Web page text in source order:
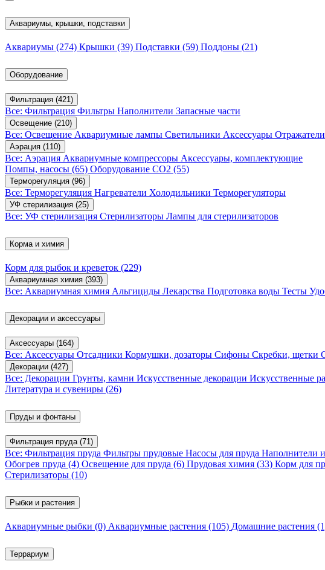
Аквариумы, крышки, подставки
Аквариумы (274) Крышки (39) Подставки (59) Поддоны (21)
Оборудование
Фильтрация (421)
Все: Фильтрация Фильтры Наполнители Запасные части
Освещение (210)
Все: Освещение Аквариумные лампы Светильники Аксессуары Отражатели
Аэрация (110)
Все: Аэрация Аквариумные компрессоры Аксессуары, комплектующие
Помпы, насосы (65) Оборудование CO2 (55)
Терморегуляция (96)
Все: Терморегуляция Нагреватели Холодильники Терморегуляторы
УФ стерилизация (25)
Все: УФ стерилизация Стерилизаторы Лампы для стерилизаторов
Корма и химия
Корм для рыбок и креветок (229)
Аквариумная химия (393)
Все: Аквариумная химия Альгициды Лекарства Подготовка воды Тесты
Декорации и аксессуары
Аксессуары (164)
Все: Аксессуары Отсадники Кормушки, дозаторы Сифоны Скребки, щетки
Декорации (427)
Все: Декорации Грунты, камни Искусственные декорации Искусственные
Литература и сувениры (26)
Пруды и фонтаны
Фильтрация пруда (71)
Все: Фильтрация пруда Фильтры прудовые Насосы для пруда Наполнители
Обогрев пруда (4) Освещение для пруда (6) Прудовая химия (33) Корм для
Стерилизаторы (10)
Рыбки и растения
Аквариумные рыбки (0) Аквариумные растения (105) Домашние растения
Террариум